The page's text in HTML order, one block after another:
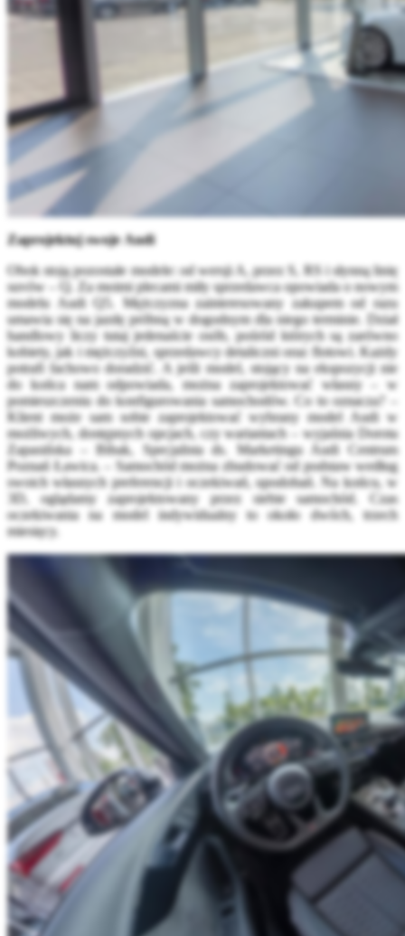
Zaprojektuj swoje Audi
Obok stoją pozostałe modele: od wersji A, przez S, RS i słynną linię
suvów – Q. Za moimi plecami miły sprzedawca opowiada o nowym
modelu Audi Q5. Mężczyzna zainteresowany zakupem od razu
umawia się na jazdę próbną w dogodnym dla niego terminie. Dział
handlowy liczy tutaj jedenaście osób, pośród których są zarówno
kobiety, jak i mężczyźni, sprzedawcy detaliczni oraz flotowi. Każdy
potrafi fachowo doradzić. A jeśli model, stojący na ekspozycji nie
do końca nam odpowiada, można zaprojektować własny – w
pomieszczeniu do konfigurowania samochodów. Co to oznacza? –
Klient może sam sobie zaprojektować wybrany model Audi w
możliwych, dostępnych opcjach, czy wariantach – wyjaśnia Dorota
Zapasińska – Bibak, Specjalista ds. Marketingu Audi Centrum
Poznań Ławica. – Samochód można zbudować od podstaw według
swoich własnych preferencji i oczekiwań, upodobań. Na końcu, w
3D, oglądamy zaprojektowany przez siebie samochód. Czas
oczekiwania na model indywidualny to około dwóch, trzech
miesięcy.